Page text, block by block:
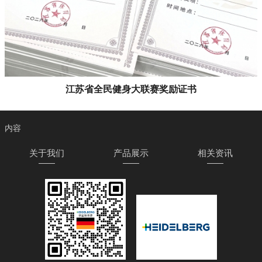
江苏省全民健身大联赛奖励证书
内容
关于我们 产品展示 相关资讯